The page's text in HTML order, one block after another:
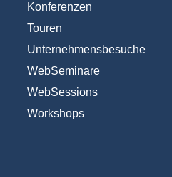
Konferenzen
Touren
Unternehmensbesuche
WebSeminare
WebSessions
Workshops